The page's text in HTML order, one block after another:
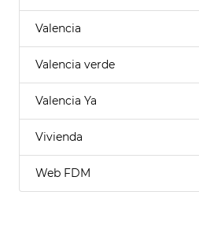
Valencia
Valencia verde
Valencia Ya
Vivienda
Web FDM